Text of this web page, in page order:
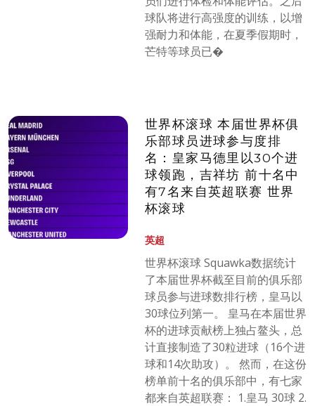
球队将进行高强度的训练，以增
强耐力和体能，在夏季假期时，
芒特等球员已�
世界杯滚球 本届世界杯俱
乐部球员进球参与度排
名：皇家马德里以30个进
球领跑，吉祥坊 前十名中
有7名来自英超联赛 世界
杯滚球
英超
世界杯滚球 Squawka数据统计
了本届世界杯截至目前的俱乐部
球员参与进球数排行榜，皇马以
30球位列第一。 皇马在本届世界
杯的进球贡献榜上独占鳌头，总
计直接制造了30粒进球（16个进
球和14次助攻）。 然而，在这份
榜单前十名的俱乐部中，有七家
都来自英超联赛： 1.皇马 30球 2.